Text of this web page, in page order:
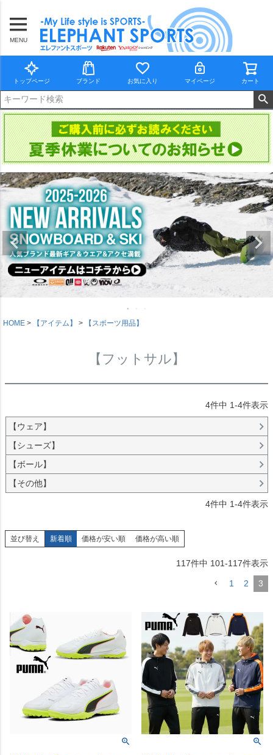
MENU
トップページ ブランド お気に入り マイページ カート
HOME 【アイテム】 【スポーツ用品】
【フットサル】
4件中 1-4件表示
【ウェア】
【シューズ】
【ボール】
【その他】
4件中 1-4件表示
並び替え 新着順 価格が安い順 価格が高い順
117件中 101-117件表示
1 2 3